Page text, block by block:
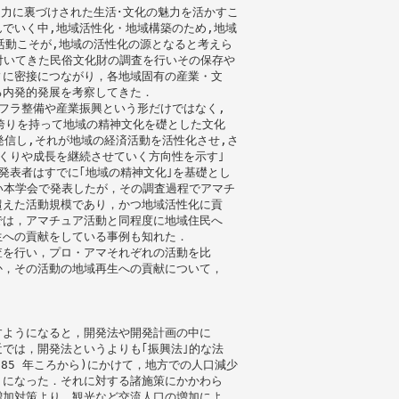
裏づけされた生活･文化の魅力を活かすこ
いく中,地域活性化・地域構築のため,地域
こそが,地域の活性化の源となると考えら
てきた民俗文化財の調査を行いその保存や
密接につながり，各地域固有の産業・文
発的発展を考察してきた．
ラ整備や産業振興という形だけではなく,
を持って地域の精神文化を礎とした文化
し,それが地域の経済活動を活性化させ,さ
や成長を継続させていく方向性を示す｣
者はすでに｢地域の精神文化｣を基礎とし
学会で発表したが，その調査過程でアマチ
た活動規模であり，かつ地域活性化に貢
，アマチュア活動と同程度に地域住民へ
の貢献をしている事例も知れた．
行い，プロ・アマそれぞれの活動を比
その活動の地域再生への貢献について，
うになると，開発法や開発計画の中に
は，開発法というよりも｢振興法｣的な法
年ころから)にかけて，地方での人口減少
なった．それに対する諸施策にかかわら
対策より，観光など交流人口の増加によ